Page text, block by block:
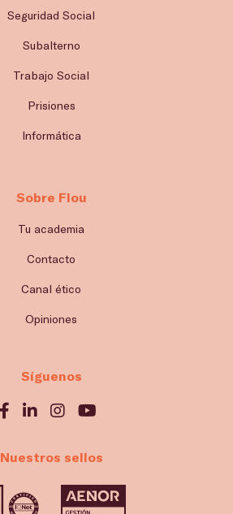
Seguridad Social
Subalterno
Trabajo Social
Prisiones
Informática
Sobre Flou
Tu academia
Contacto
Canal ético
Opiniones
Síguenos
Nuestros sellos